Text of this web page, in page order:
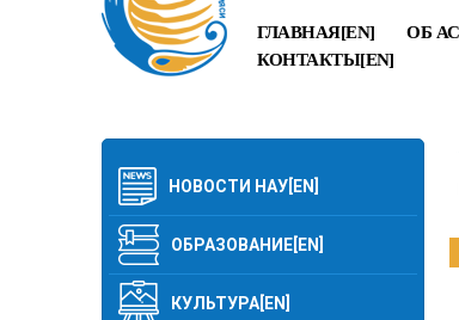
ГЛАВНАЯ[EN] ОБ
КОНТАКТЫ[EN]
НОВОСТИ НАУ[EN]
ОБРАЗОВАНИЕ[EN]
КУЛЬТУРА[EN]